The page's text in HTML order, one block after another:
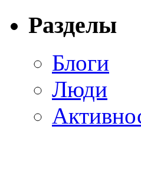
Разделы
Блоги
Люди